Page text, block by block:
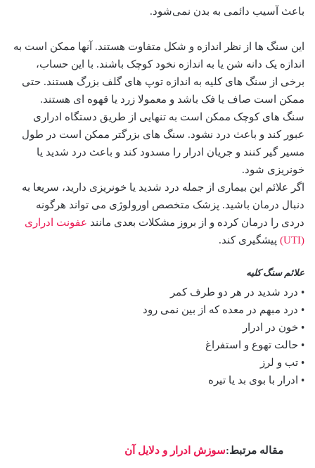
باعث آسیب دائمی به بدن نمی‌شود.
این سنگ ها از نظر اندازه و شکل متفاوت هستند. آنها ممکن است به
اندازه یک دانه شن یا به اندازه نخود کوچک باشند. با این حساب،
برخی از سنگ های کلیه به اندازه توپ های گلف بزرگ هستند. حتی
ممکن است صاف یا فک باشد و معمولا زرد یا قهوه ای هستند.
سنگ های کوچک ممکن است به تنهایی از طریق دستگاه ادراری
عبور کند و باعث درد نشود. سنگ های بزرگتر ممکن است در طول
مسیر گیر کنند و جریان ادرار را مسدود کند و باعث درد شدید یا
خونریزی شود.
اگر علائم این بیماری از جمله درد شدید یا خونریزی دارید، سریعا به
دنبال درمان باشید. پزشک متخصص اورولوژی می تواند هرگونه
دردی را درمان کرده و از بروز مشکلات بعدی مانند عفونت ادراری
(UTI)
پیشگیری کند.
علائم سنگ کلیه
• درد شدید در هر دو طرف کمر
• درد مبهم در معده که از بین نمی رود
• خون در ادرار
• حالت تهوع و استفراغ
• تب و لرز
• ادرار با بوی بد یا تیره
مقاله مرتبط:سوزش ادرار و دلایل آن